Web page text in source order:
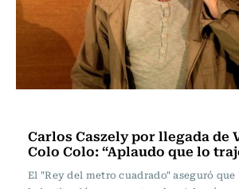
Carlos Caszely por llegada de
Colo Colo: “Aplaudo que lo
El "Rey del metro cuadrado" aseguró